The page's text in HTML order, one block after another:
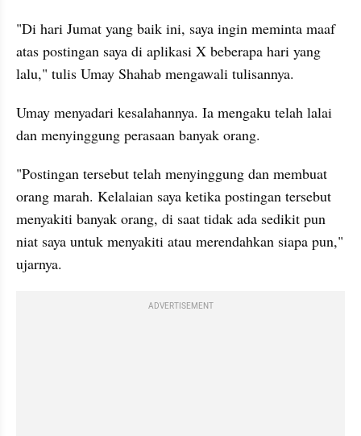
"Di hari Jumat yang baik ini, saya ingin meminta maaf
atas postingan saya di aplikasi X beberapa hari yang
lalu," tulis Umay Shahab mengawali tulisannya.
Umay menyadari kesalahannya. Ia mengaku telah lalai
dan menyinggung perasaan banyak orang.
"Postingan tersebut telah menyinggung dan membuat
orang marah. Kelalaian saya ketika postingan tersebut
menyakiti banyak orang, di saat tidak ada sedikit pun
niat saya untuk menyakiti atau merendahkan siapa pun,"
ujarnya.
ADVERTISEMENT